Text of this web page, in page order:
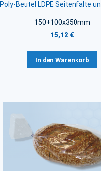
Poly-Beutel LDPE Seitenfalte
150+100x350mm
15,12 €
In den Warenkorb